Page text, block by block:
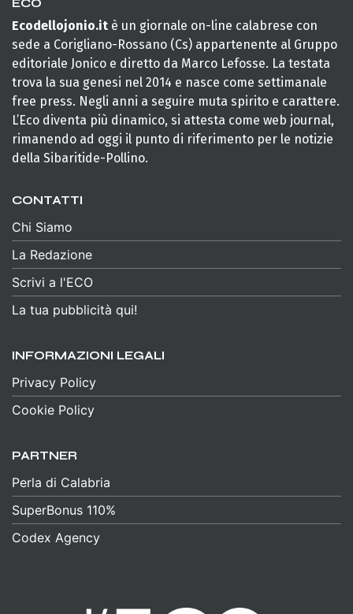
ECO
Ecodellojonio.it è un giornale on-line calabrese con
sede a Corigliano-Rossano (Cs) appartenente al Gruppo
editoriale Jonico e diretto da Marco Lefosse. La testata
trova la sua genesi nel 2014 e nasce come settimanale
free press. Negli anni a seguire muta spirito e carattere.
L’Eco diventa più dinamico, si attesta come web journal,
rimanendo ad oggi il punto di riferimento per le notizie
della Sibaritide-Pollino.
CONTATTI
Chi Siamo
La Redazione
Scrivi a l'ECO
La tua pubblicità qui!
INFORMAZIONI LEGALI
Privacy Policy
Cookie Policy
PARTNER
Perla di Calabria
SuperBonus 110%
Codex Agency